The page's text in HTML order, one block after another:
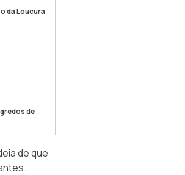
da Loucura
de
de que